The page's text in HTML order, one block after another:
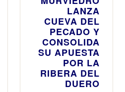
LANZA
CUEVA DEL
PECADO Y
CONSOLIDA
SU APUESTA
POR LA
RIBERA DEL
DUERO